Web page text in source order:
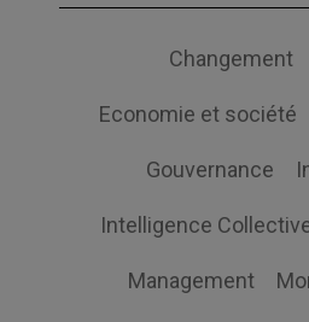
Changement
Economie et société
Gouvernance
Intelligence
Management